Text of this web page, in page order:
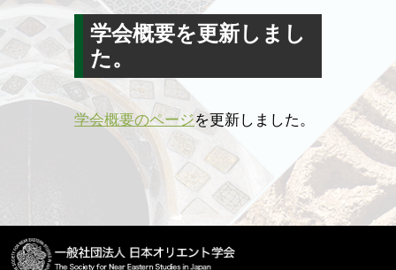
学会概要を更新しまし
た。
学会概要のページを更新しました。